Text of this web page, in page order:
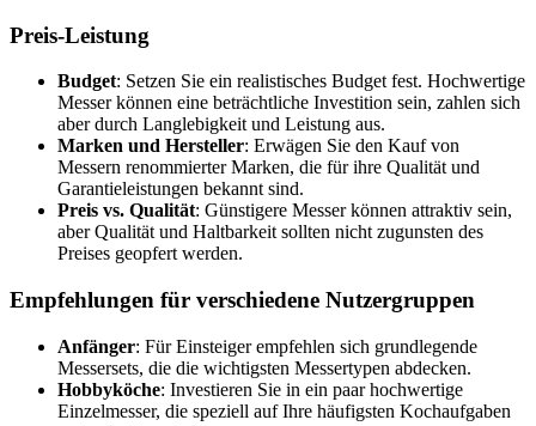
Preis-Leistung
Budget: Setzen Sie ein realistisches Budget fest. Hochwertige
Messer können eine beträchtliche Investition sein, zahlen sich
aber durch Langlebigkeit und Leistung aus.
Marken und Hersteller: Erwägen Sie den Kauf von
Messern renommierter Marken, die für ihre Qualität und
Garantieleistungen bekannt sind.
Preis vs. Qualität: Günstigere Messer können attraktiv sein,
aber Qualität und Haltbarkeit sollten nicht zugunsten des
Preises geopfert werden.
Empfehlungen für verschiedene Nutzergruppen
Anfänger: Für Einsteiger empfehlen sich grundlegende
Messersets, die die wichtigsten Messertypen abdecken.
Hobbyköche: Investieren Sie in ein paar hochwertige
Einzelmesser, die speziell auf Ihre häufigsten Kochaufgaben